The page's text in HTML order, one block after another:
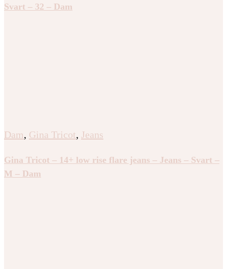
Svart – 32 – Dam
Dam, Gina Tricot, Jeans
Gina Tricot – 14+ low rise flare jeans – Jeans – Svart –
M – Dam